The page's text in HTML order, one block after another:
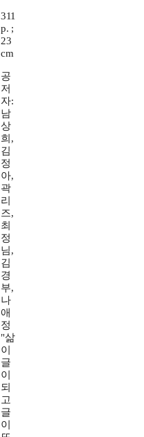
311
p. ;
23
cm
공
저
자:
남
상
희,
김
정
아,
곽
리
즈,
최
정
님,
김
경
부,
나
애
정
"삶
이
글
이
되
고
글
이